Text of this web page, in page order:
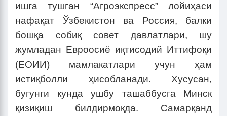
ишга тушган “Агроэкспресс” лойиҳаси
нафақат Ўзбекистон ва Россия, балки
бошқа собиқ совет давлатлари, шу
жумладан Евроосиё иқтисодий Иттифоқи
(ЕОИИ) мамлакатлари учун ҳам
истиқболли ҳисобланади. Хусусан,
бугунги кунда ушбу ташаббусга Минск
қизиқиш билдирмоқда. Самарқанд